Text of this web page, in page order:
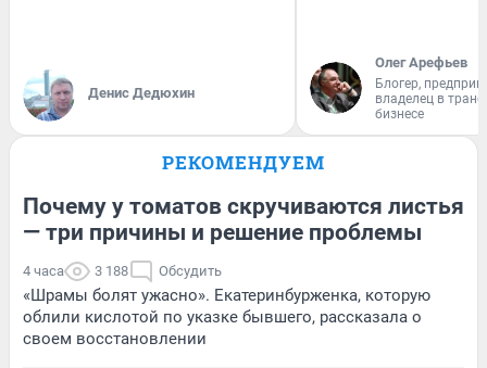
Денис Дедюхин
Олег Арефьев
Блогер,
владелец в
бизнесе
РЕКОМЕНДУЕМ
Почему у томатов скручиваются листья
— три причины и решение проблемы
4 часа 3 188 Обсудить
«Шрамы болят ужасно». Екатеринбурженка, которую
облили кислотой по указке бывшего, рассказала о
своем восстановлении